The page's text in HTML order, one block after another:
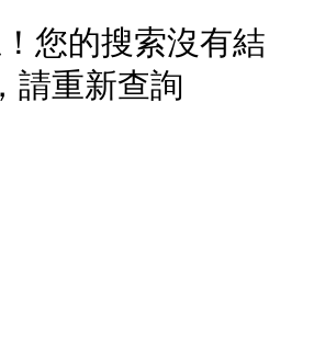
您的搜索沒有結
請重新查詢